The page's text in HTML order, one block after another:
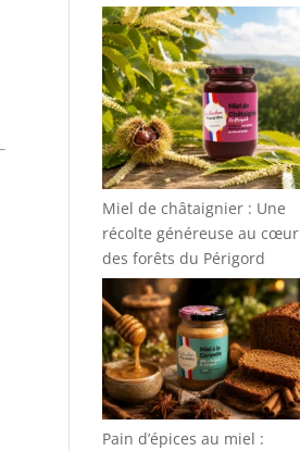
Miel de châtaignier : Une
récolte généreuse au cœur
des forêts du Périgord
Pain d’épices au miel :